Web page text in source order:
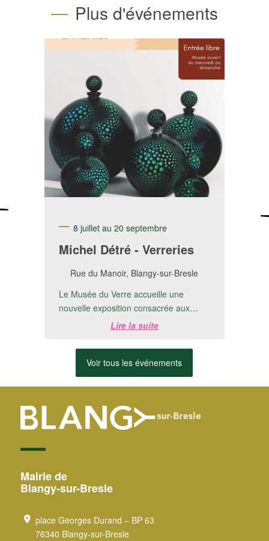
Plus d'événements
8 juillet au 20 septembre
Michel Détré - Verreries
Rue du Manoir, Blangy-sur-Bresle
Le Musée du Verre accueille une
nouvelle exposition consacrée aux
créations de Michel Detré.📅 Du 8 juillet
Lire la suite
Voir tous les événements
Mairie de
Blangy-sur-Bresle
place Georges Durand – BP 63
76340 Blangy-sur-Bresle